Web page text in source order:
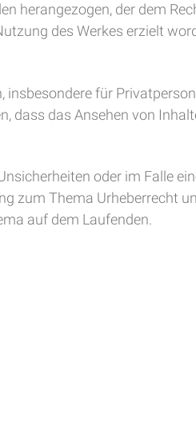
herangezogen, der dem
des Werkes erzielt
für
dass das Ansehen von
oder im Falle
zum Thema Urheberrecht
auf dem Laufenden.